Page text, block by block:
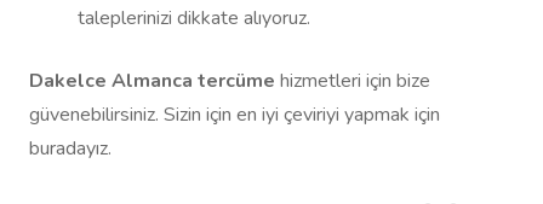
taleplerinizi dikkate alıyoruz.
Dakelce Almanca tercüme hizmetleri için bize
güvenebilirsiniz. Sizin için en iyi çeviriyi yapmak için
buradayız.